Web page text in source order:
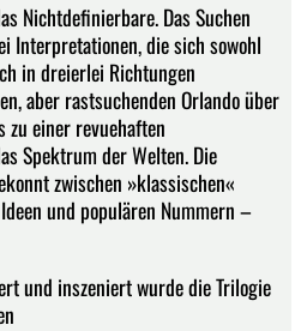
Nichtdefinierbare. Das Suchen
Interpretationen, die sich sowohl
in dreierlei Richtungen
aber rastsuchenden Orlando über
zu einer revuehaften
Spektrum der Welten. Die
zwischen »klassischen«
und populären Nummern –
und inszeniert wurde die Trilogie